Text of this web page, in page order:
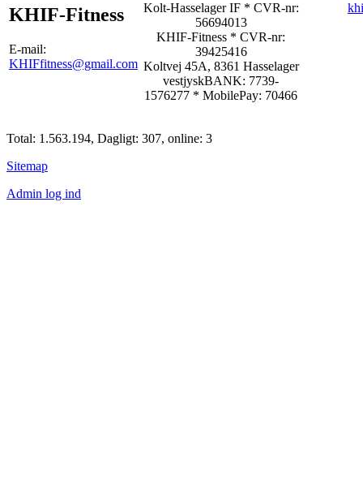
KHIF-Fitness
E-mail:
KHIFfitness@gmail.com
Kolt-Hasselager IF * CVR-nr:
56694013
KHIF-Fitness * CVR-nr:
39425416
Koltvej 45A, 8361 Hasselager
vestjyskBANK: 7739-
1576277 * MobilePay: 70466
Total: 1.563.194, Dagligt: 307, online: 3
Sitemap
Admin log ind